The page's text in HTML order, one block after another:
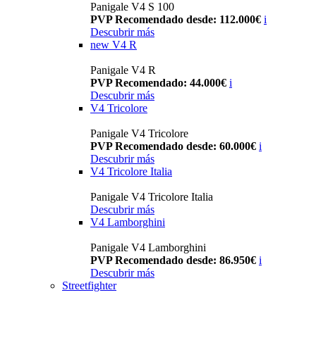
Panigale V4 S 100
PVP Recomendado desde: 112.000€ i
Descubrir más
new V4 R
Panigale V4 R
PVP Recomendado: 44.000€ i
Descubrir más
V4 Tricolore
Panigale V4 Tricolore
PVP Recomendado desde: 60.000€ i
Descubrir más
V4 Tricolore Italia
Panigale V4 Tricolore Italia
Descubrir más
V4 Lamborghini
Panigale V4 Lamborghini
PVP Recomendado desde: 86.950€ i
Descubrir más
Streetfighter